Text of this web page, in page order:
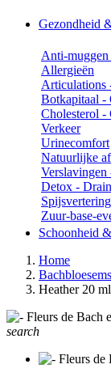
Gezondheid
Anti-muggen
Allergieën
Articulations
Botkapitaal -
Cholesterol -
Verkeer
Urinecomfort
Natuurlijke
Detox -
Spijsvertering
Zuur-base-
Schoonheid
Home
Heather 20
search